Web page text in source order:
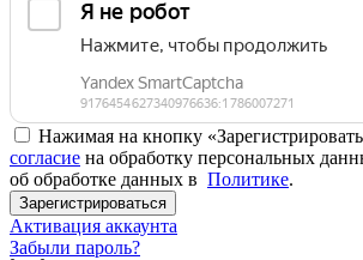
Нажимая на кнопку
согласие на обработку персональных
об обработке данных в Политике.
Зарегистрироваться
Активация аккаунта
Забыли пароль?